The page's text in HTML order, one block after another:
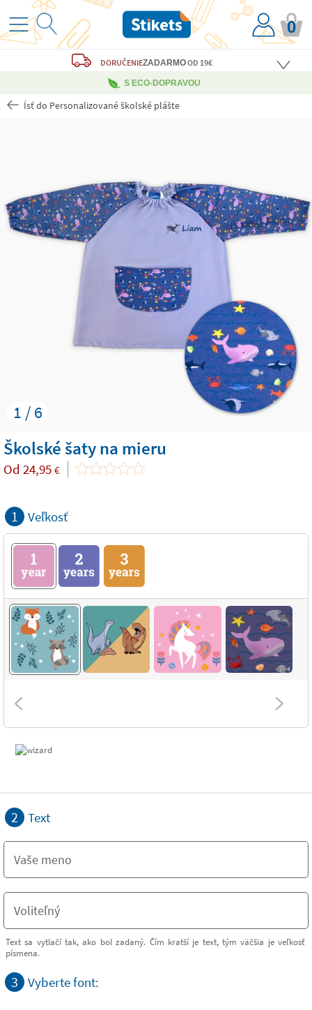
0
DORUČENIEZADARMOOD 19€
S ECO-DOPRAVOU
Ísť do Personalizované školské plášte
1 / 6
Školské šaty na mieru
Od 24,95 €
1 Veľkosť
2 Text
Text sa vytlačí tak, ako bol zadaný. Čím kratší je text, tým väčšia je veľkosť
písmena.
3 Vyberte font: